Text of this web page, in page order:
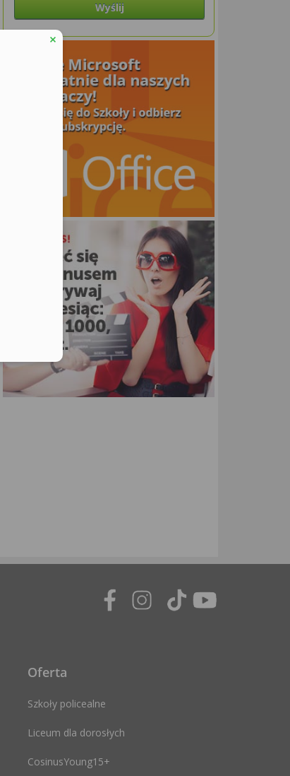
Wyślij
Oferta
Szkoły policealne
Liceum dla dorosłych
CosinusYoung15+